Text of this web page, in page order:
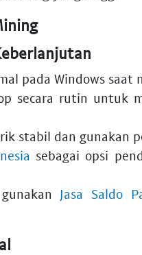
pada Windows saat
secara rutin untuk
stabil dan gunakan
sebagai opsi
Jasa Saldo